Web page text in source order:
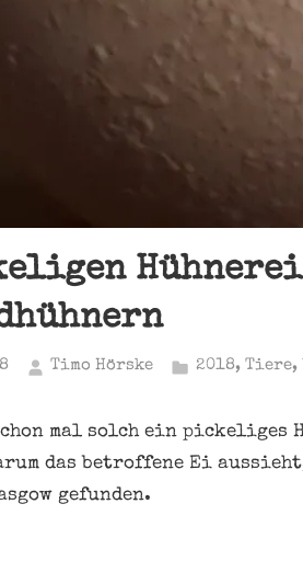
Timo Hörske 2018, Tiere,
mal solch ein pickeliges
das betroffene Ei
gefunden.